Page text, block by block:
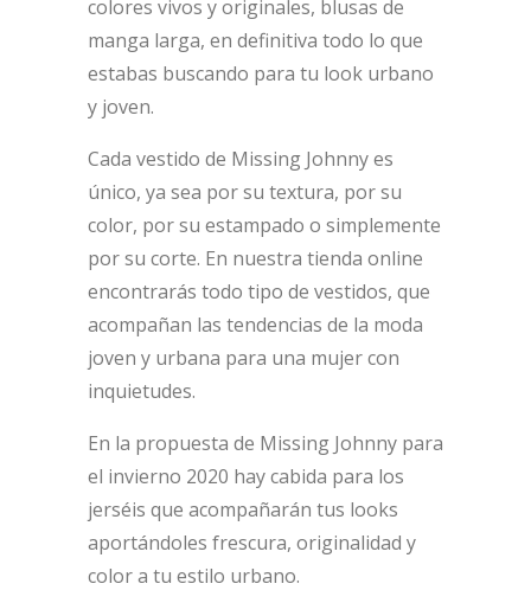
colores vivos y originales, blusas de
manga larga, en definitiva todo lo que
estabas buscando para tu look urbano
y joven.
Cada vestido de Missing Johnny es
único, ya sea por su textura, por su
color, por su estampado o simplemente
por su corte. En nuestra tienda online
encontrarás todo tipo de vestidos, que
acompañan las tendencias de la moda
joven y urbana para una mujer con
inquietudes.
En la propuesta de Missing Johnny para
el invierno 2020 hay cabida para los
jerséis que acompañarán tus looks
aportándoles frescura, originalidad y
color a tu estilo urbano.